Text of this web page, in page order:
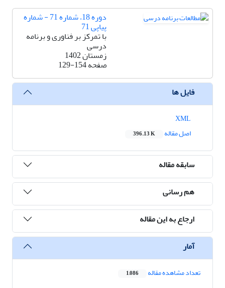
دوره 18، شماره 71 - شماره
پیاپی 71
با تمرکز بر فناوری و برنامه
درسی
زمستان 1402
صفحه129-154
فایل ها
اصل مقاله
396.13 K
سابقه مقاله
هم رسانی
ارجاع به این مقاله
آمار
تعداد مشاهده مقاله 1,086